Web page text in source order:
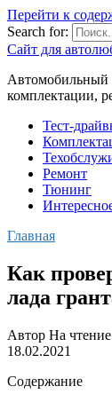
Перейти к
Search for:
Сайт для
Автомобильный
комплектации,
Тест-
Ремонт
Тюнинг
Главная
Как
лада
Автор На чтение
18.02.2021
Содержание